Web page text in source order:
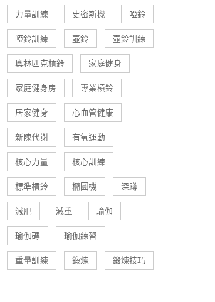
力量訓練 史密斯機 啞鈴
啞鈴訓練 壺鈴 壺鈴訓練
奧林匹克槓鈴 家庭健身
家庭健身房 專業槓鈴
居家健身 心血管健康
新陳代謝 有氧運動
核心力量 核心訓練
標準槓鈴 橢圓機 深蹲
減肥 減重 瑜伽
瑜伽磚 瑜伽練習
重量訓練 鍛煉 鍛煉技巧